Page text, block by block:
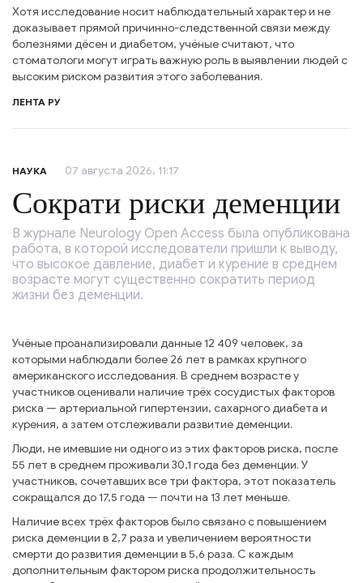
Хотя исследование носит наблюдательный характер и не
доказывает прямой причинно-следственной связи между
болезнями дёсен и диабетом, учёные считают, что
стоматологи могут играть важную роль в выявлении людей с
высоким риском развития этого заболевания.
ЛЕНТА РУ
НАУКА 07 августа 2026, 11:17
Сократи риски деменции
В журнале Neurology Open Access была опубликована
работа, в которой исследователи пришли к выводу,
что высокое давление, диабет и курение в среднем
возрасте могут существенно сократить период
жизни без деменции.
Учёные проанализировали данные 12 409 человек, за
которыми наблюдали более 26 лет в рамках крупного
американского исследования. В среднем возрасте у
участников оценивали наличие трёх сосудистых факторов
риска — артериальной гипертензии, сахарного диабета и
курения, а затем отслеживали развитие деменции.
Люди, не имевшие ни одного из этих факторов риска, после
55 лет в среднем проживали 30,1 года без деменции. У
участников, сочетавших все три фактора, этот показатель
сокращался до 17,5 года — почти на 13 лет меньше.
Наличие всех трёх факторов было связано с повышением
риска деменции в 2,7 раза и увеличением вероятности
смерти до развития деменции в 5,6 раза. С каждым
дополнительным фактором риска продолжительность